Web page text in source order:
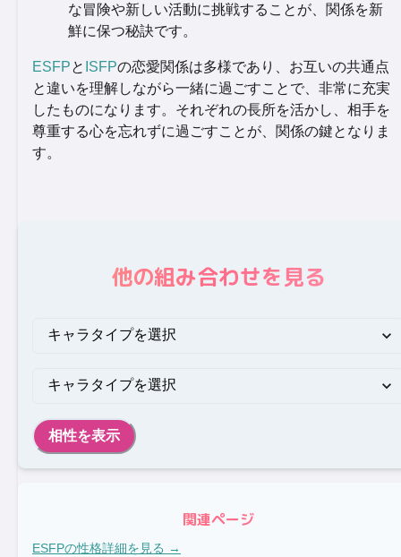
な冒険や新しい活動に挑戦することが、関係を新
鮮に保つ秘訣です。
ESFPと ISFPの恋愛関係は多様であり、お互いの共通点
と違いを理解しながら一緒に過ごすことで、非常に充実
したものになります。それぞれの長所を活かし、相手を
尊重する心を忘れずに過ごすことが、関係の鍵となりま
す。
他の組み合わせを見る
相性を表示
関連ページ
ESFPの性格詳細を見る →